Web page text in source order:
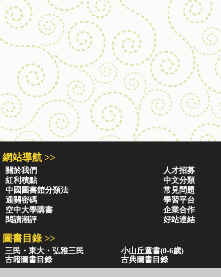
網站導航 >>
關於我們
人才招募
紅利積點
中文分類
中國圖書館分類法
常見問題
通關密碼
學習平台
空中大學購書
企業合作
閱讀潮評
好站連結
圖書目錄 >>
三民・東大・弘雅三民
小山丘童書(0-6歲)
古籍圖書目錄
古典圖書目錄